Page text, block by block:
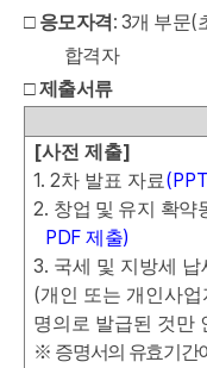
□ 응모자격 : 3개 부문(
합격자
□제출서류
[사전 제출]
1. 2차 발표 자료(PPT
2. 창업 및 유지 확약
PDF 제출)
3. 국세 및 지방세
(개인 또는 개인사
명의로 발급된 것만
※ 증명서의 유효기간